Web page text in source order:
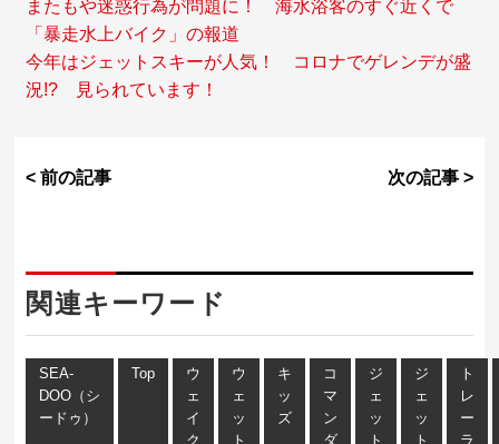
またもや迷惑行為が問題に！ 海水浴客のすぐ近くで
「暴走水上バイク」の報道
今年はジェットスキーが人気！ コロナでゲレンデが盛
況!? 見られています！
< 前の記事 次の記事 >
関連キーワード
SEA-
DOO（シ
ードゥ）
Top
ウ
ェ
イ
ク
ウ
ェ
ッ
ト
キ
ッ
ズ
コ
マ
ン
ダ
ジ
ェ
ッ
ト
ジ
ェ
ッ
ト
ト
レ
ー
ラ